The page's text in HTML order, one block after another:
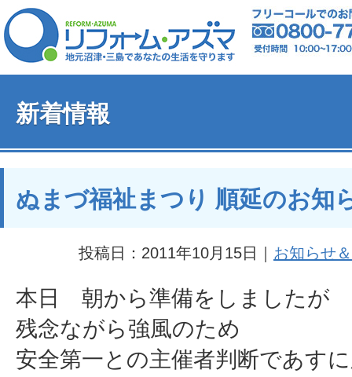
新着情報
ぬまづ福祉まつり 順延のお知
投稿日：2011年10月15日｜ お知らせ
本日 朝から準備をしましたが
残念ながら強風のため
安全第一との主催者判断であす